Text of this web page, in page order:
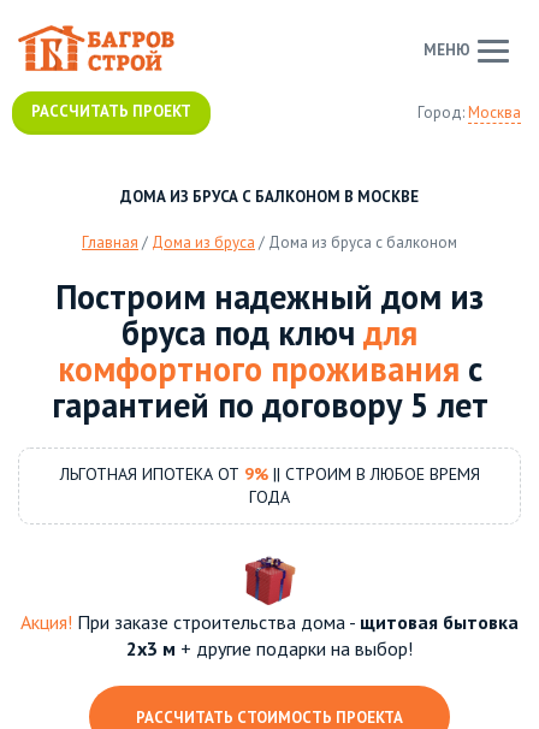
Город:Москва
РАССЧИТАТЬ ПРОЕКТ
МЕНЮ
ДОМА ИЗ БРУСА С БАЛКОНОМ В МОСКВЕ
Главная / Дома из бруса / Дома из бруса с балконом
Построим надежный дом из
бруса под ключ для
комфортного проживания с
гарантией по договору 5 лет
ЛЬГОТНАЯ ИПОТЕКА ОТ 9%|| СТРОИМ В ЛЮБОЕ ВРЕМЯ
ГОДА
Акция! При заказе строительства дома - щитовая бытовка
2х3 м + другие подарки на выбор!
РАССЧИТАТЬ СТОИМОСТЬ ПРОЕКТА